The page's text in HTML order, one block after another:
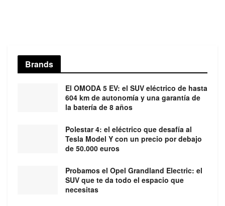
Brands
El OMODA 5 EV: el SUV eléctrico de hasta
604 km de autonomía y una garantía de
la batería de 8 años
Polestar 4: el eléctrico que desafía al
Tesla Model Y con un precio por debajo
de 50.000 euros
Probamos el Opel Grandland Electric: el
SUV que te da todo el espacio que
necesitas